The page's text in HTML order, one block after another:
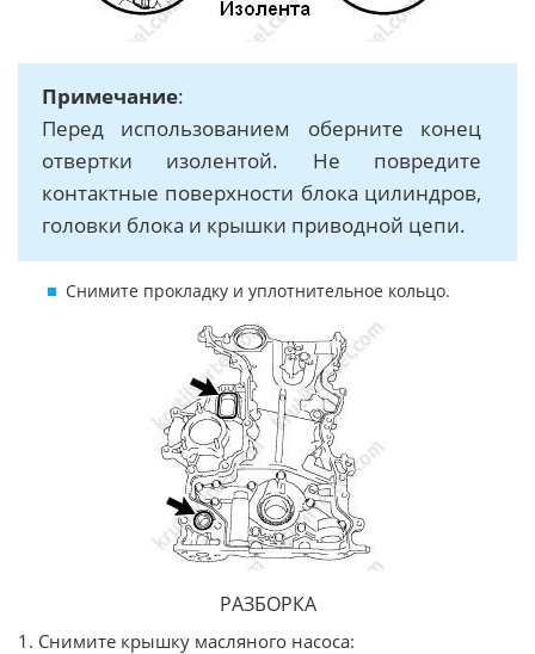
Примечание:
Перед использованием оберните конец
отвертки изолентой. Не повредите
контактные поверхности блока цилиндров,
головки блока и крышки приводной цепи.
Снимите прокладку и уплотнительное кольцо.
РАЗБОРКА
1. Снимите крышку масляного насоса: